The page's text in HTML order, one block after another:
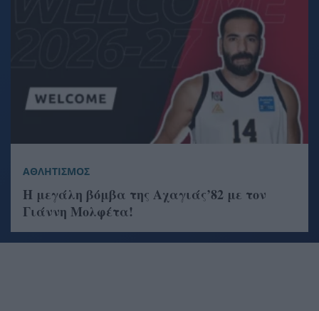
ΑΘΛΗΤΙΣΜΟΣ
Η μεγάλη βόμβα της Αχαγιάς’82 με τον
Γιάννη Μολφέτα!